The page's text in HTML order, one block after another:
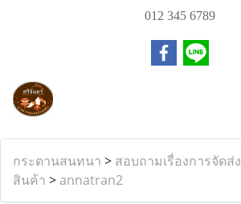
012 345 6789
กระดานสนทนา > สอบถามเรื่องการจัดส่ง
สินค้า > annatran2